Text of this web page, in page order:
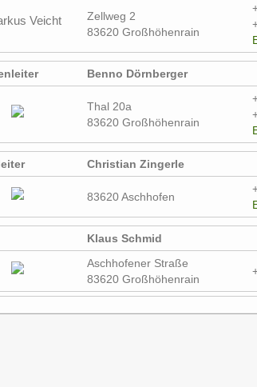
Zellweg 2
83620 Großhöhenrain
Benno Dörnberger
Thal 20a
83620 Großhöhenrain
Christian Zingerle
83620 Aschhofen
Klaus Schmid
Aschhofener Straße
83620 Großhöhenrain